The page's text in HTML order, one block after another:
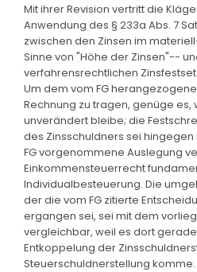
Mit ihrer Revision vertritt die
Anwendung des § 233a Abs. 7
zwischen den Zinsen im
Sinne von "Höhe der Zinsen"--
verfahrensrechtlichen
Um dem vom FG
Rechnung zu tragen, genüge es,
unverändert bleibe; die
des Zinsschuldners sei
FG vorgenommene Auslegung
Einkommensteuerrecht
Individualbesteuerung. Die
der die vom FG zitierte
ergangen sei, sei mit dem
vergleichbar, weil es dort
Entkoppelung der
Steuerschuldnerstellung komme.